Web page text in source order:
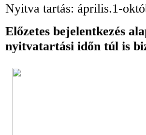
Nyitva tartás: április.1-
Előzetes bejelentkezés
nyitvatartási időn túl is